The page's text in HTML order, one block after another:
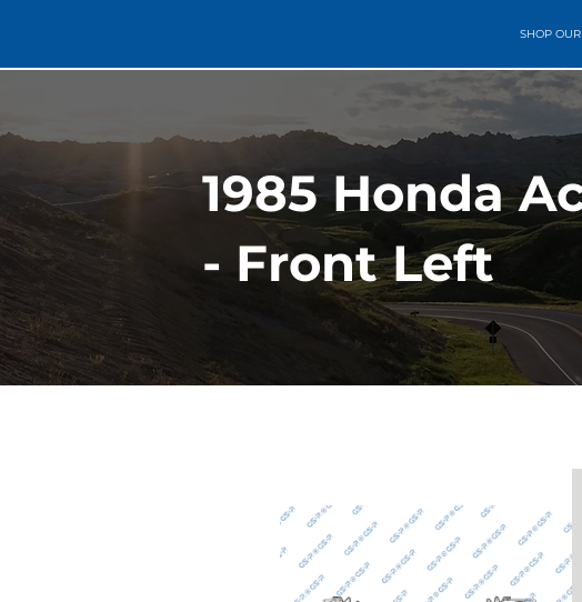
SHOP
1985 Honda
- Front Left